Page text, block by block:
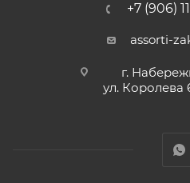
+7 (906)
assorti-
г.
ул. Королева